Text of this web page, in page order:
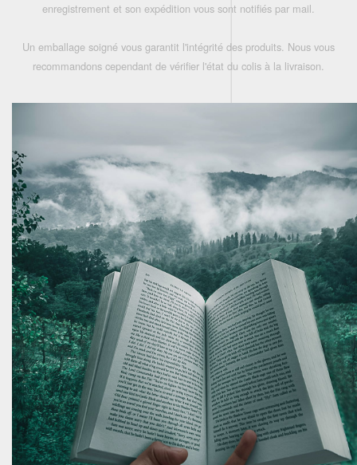
enregistrement et son expédition vous sont notifiés par mail.
Un emballage soigné vous garantit l'intégrité des produits. Nous vous
recommandons cependant de vérifier l'état du colis à la livraison.